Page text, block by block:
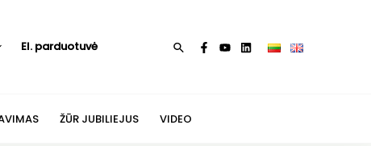
El. parduotuvė Paieška
ŽŪR JUBILIEJUS VIDEO